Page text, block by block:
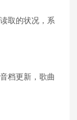
取的状况，系
档更新，歌曲